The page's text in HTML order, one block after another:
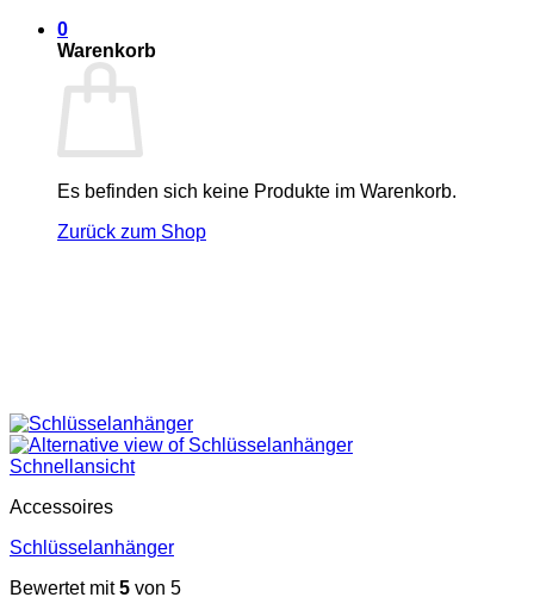
0
Warenkorb
Es befinden sich keine Produkte im Warenkorb.
Zurück zum Shop
Schnellansicht
Accessoires
Schlüsselanhänger
Bewertet mit5 von 5